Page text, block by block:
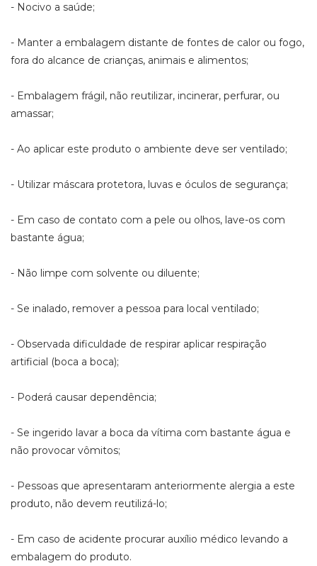
- Nocivo a saúde;
- Manter a embalagem distante de fontes de calor ou fogo,
fora do alcance de crianças, animais e alimentos;
- Embalagem frágil, não reutilizar, incinerar, perfurar, ou
amassar;
- Ao aplicar este produto o ambiente deve ser ventilado;
- Utilizar máscara protetora, luvas e óculos de segurança;
- Em caso de contato com a pele ou olhos, lave-os com
bastante água;
- Não limpe com solvente ou diluente;
- Se inalado, remover a pessoa para local ventilado;
- Observada dificuldade de respirar aplicar respiração
artificial (boca a boca);
- Poderá causar dependência;
- Se ingerido lavar a boca da vítima com bastante água e
não provocar vômitos;
- Pessoas que apresentaram anteriormente alergia a este
produto, não devem reutilizá-lo;
- Em caso de acidente procurar auxílio médico levando a
embalagem do produto.